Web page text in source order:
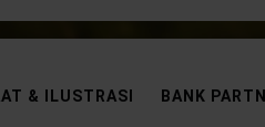
& ILUSTRASI BANK